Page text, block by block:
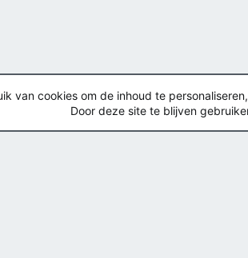
van cookies om de inhoud te
Door deze site te blijven